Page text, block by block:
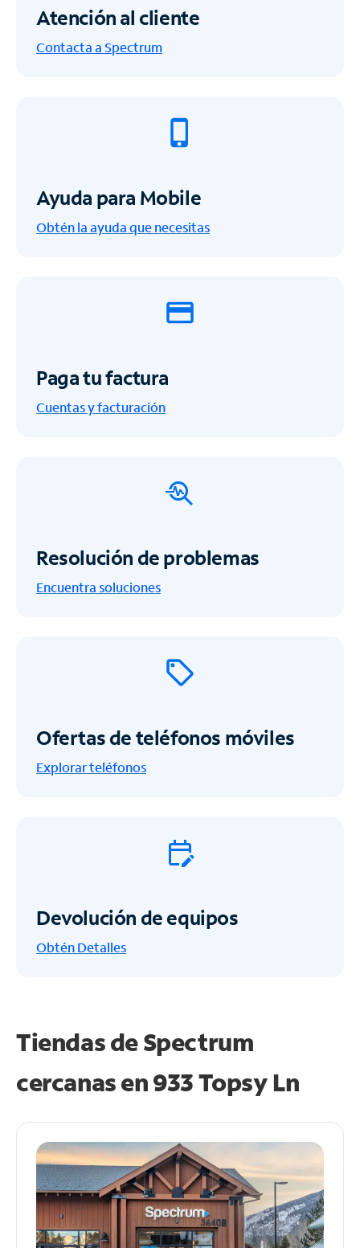
Atención al cliente
Contacta a Spectrum
Ayuda para Mobile
Obtén la ayuda que necesitas
Paga tu factura
Cuentas y facturación
Resolución de problemas
Encuentra soluciones
Ofertas de teléfonos móviles
Explorar teléfonos
Devolución de equipos
ObténDetalles
Tiendas de Spectrum
cercanas en933 Topsy Ln